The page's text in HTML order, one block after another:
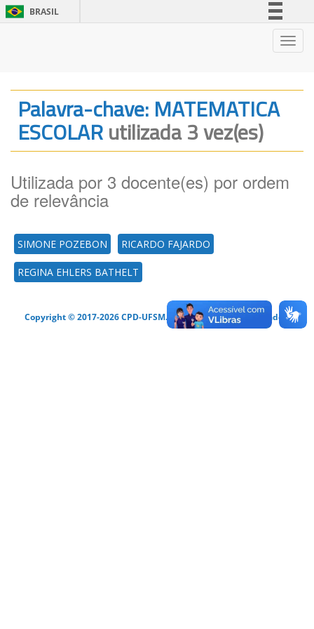
BRASIL
Legislação
Canais
Palavra-chave: MATEMATICA
ESCOLARutilizada 3 vez(es)
Utilizada por 3 docente(es) por ordem
de relevância
SIMONE POZEBON RICARDO FAJARDO
REGINA EHLERS BATHELT
Copyright © 2017-2026 CPD-UFSM. Todos os direitos reservados.